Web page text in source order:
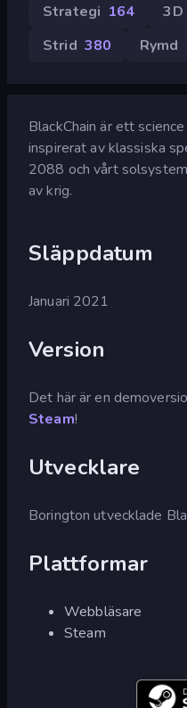
Strategi 164 3D
Strid 380 Rymd
BlackChain är ett
inspirerat av klassiska
2088 och vårt
av krig.
Släppdatum
Januari 2021
Version
Det här är en
Steam!
Utvecklare
Borington utvecklade
Plattformar
Webbläsare
Steam